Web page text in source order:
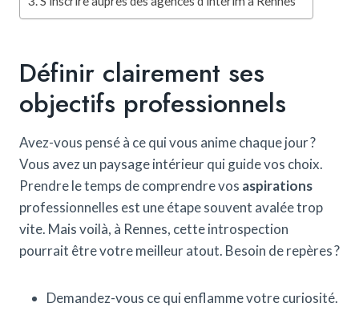
Définir clairement ses
objectifs professionnels
Avez-vous pensé à ce qui vous anime chaque jour ?
Vous avez un paysage intérieur qui guide vos choix.
Prendre le temps de comprendre vos aspirations
professionnelles est une étape souvent avalée trop
vite. Mais voilà, à Rennes, cette introspection
pourrait être votre meilleur atout. Besoin de repères ?
Demandez-vous ce qui enflamme votre curiosité.